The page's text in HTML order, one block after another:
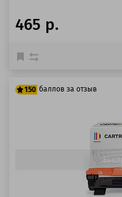
465 р.
150 баллов за отзыв